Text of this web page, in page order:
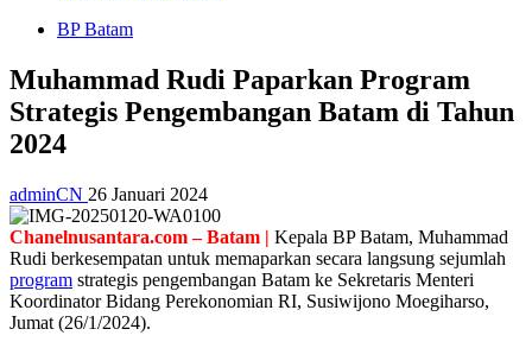
BP Batam
Muhammad Rudi Paparkan Program
Strategis Pengembangan Batam di Tahun
2024
adminCN 26 Januari 2024
Chanelnusantara.com – Batam | Kepala BP Batam, Muhammad
Rudi berkesempatan untuk memaparkan secara langsung sejumlah
program strategis pengembangan Batam ke Sekretaris Menteri
Koordinator Bidang Perekonomian RI, Susiwijono Moegiharso,
Jumat (26/1/2024).